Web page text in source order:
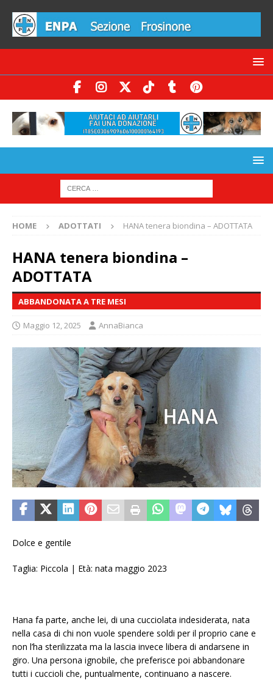
HOME ADOTTATI HANA tenera biondina – ADOTTATA
HANA tenera biondina –
ADOTTATA
ABBANDONATA A TRE MESI
Maggio 12, 2025 AnnaBianca
Dolce e gentile
Taglia: Piccola | Età: nata maggio 2023
Hana fa parte, anche lei, di una cucciolata indesiderata, nata
nella casa di chi non vuole spendere soldi per il proprio cane e
non l’ha sterilizzata ma la lascia invece libera di andarsene in
giro. Una persona ignobile, che preferisce poi abbandonare
tutti i cuccioli che, puntualmente, continuano a nascere.